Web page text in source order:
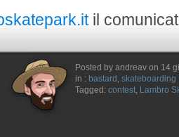
il
Posted by andreav on 14
in : bastard , skateboarding
Tagged: contest, Lambro